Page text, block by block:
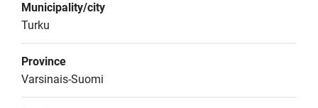
Municipality/city
Turku
Province
Varsinais-Suomi